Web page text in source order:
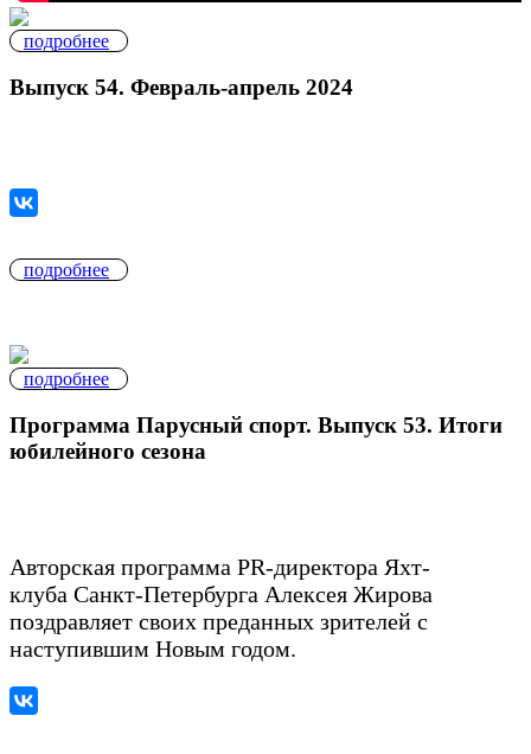
подробнее
Выпуск 54. Февраль-апрель 2024
подробнее
подробнее
Программа Парусный спорт. Выпуск 53. Итоги
юбилейного сезона
Авторская программа PR-директора Яхт-
клуба Санкт-Петербурга Алексея Жирова
поздравляет своих преданных зрителей с
наступившим Новым годом.